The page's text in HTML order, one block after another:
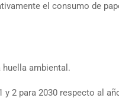
el consumo de
ambiental.
y 2 para 2030 respecto al